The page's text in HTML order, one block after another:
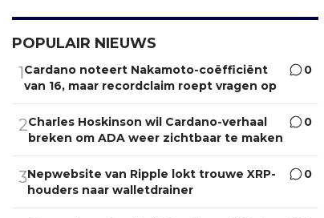
POPULAIR NIEUWS
1Cardano noteert Nakamoto-coëfficiënt
van 16, maar recordclaim roept vragen op
0
2Charles Hoskinson wil Cardano-verhaal
breken om ADA weer zichtbaar te maken
0
3Nepwebsite van Ripple lokt trouwe XRP-
houders naar walletdrainer
0